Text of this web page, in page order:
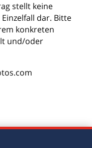
stellt keine
dar. Bitte
konkreten
und/oder